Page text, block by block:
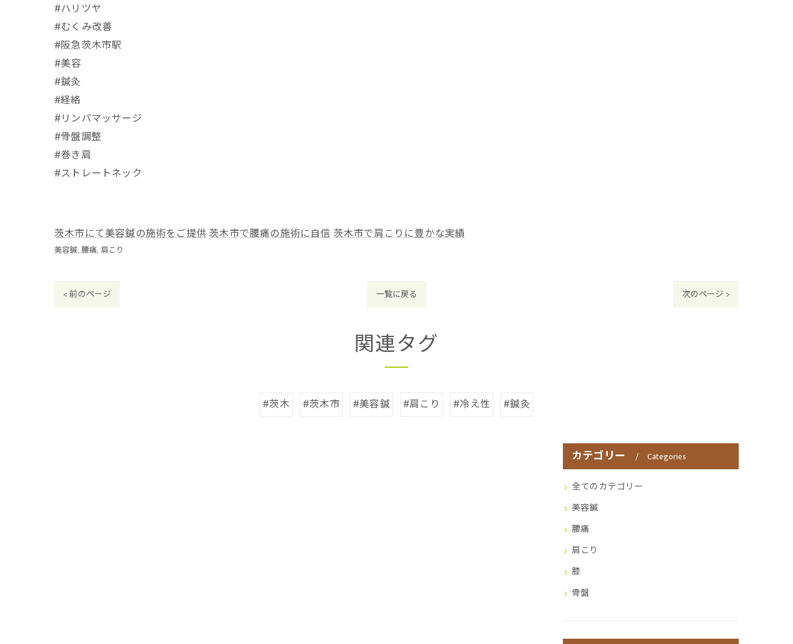
#ハリツヤ
#むくみ改善
#阪急茨木市駅
⁡#美容
#鍼灸
#経絡
#リンパマッサージ
#骨盤調整
#巻き肩
#ストレートネック
茨木市にて美容鍼の施術をご提供茨木市で腰痛の施術に自信茨木市で肩こりに豊かな実績
美容鍼 腰痛 肩こり
< 前のページ 一覧に戻る 次のページ >
関連タグ
#茨木 #茨木市 #美容鍼 #肩こり #冷え性 #鍼灸
カテゴリー Categories
全てのカテゴリー
美容鍼
腰痛
肩こり
膝
骨盤